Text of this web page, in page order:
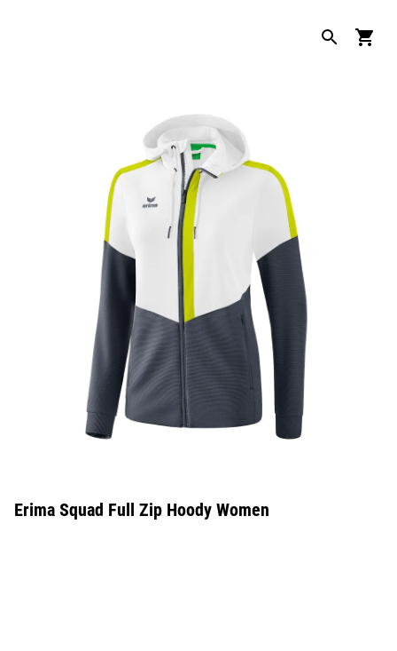
Erima Squad Full Zip Hoody Women